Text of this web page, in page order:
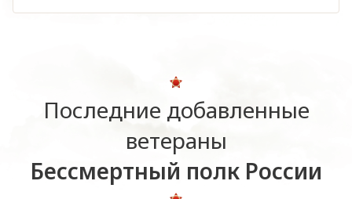
Последние добавленные
ветераны
Бессмертный полк России